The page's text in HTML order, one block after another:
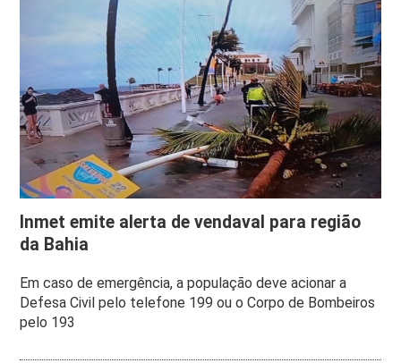
Inmet emite alerta de vendaval para região
da Bahia
Em caso de emergência, a população deve acionar a
Defesa Civil pelo telefone 199 ou o Corpo de Bombeiros
pelo 193